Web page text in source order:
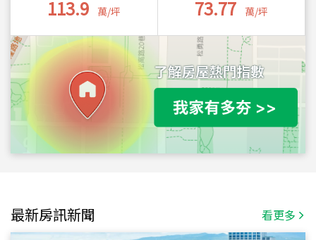
113.9 萬/坪 73.77 萬/坪
最新房訊新聞 看更多